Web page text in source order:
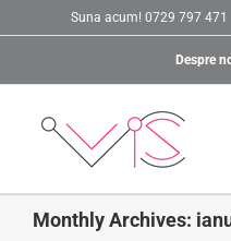
to
Suna acum! 0729 797 471
Despre
Monthly Archives: